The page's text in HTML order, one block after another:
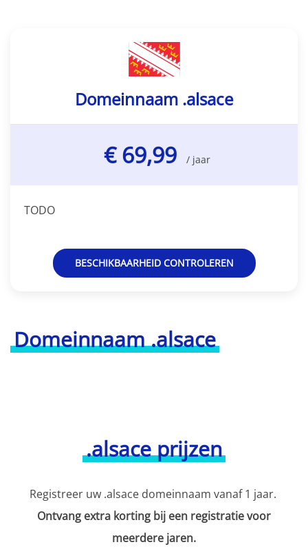
Domeinnaam .alsace
Domeinnaam .alsace
€ 69,99 / jaar
TODO
BESCHIKBAARHEID CONTROLEREN
.alsace prijzen
Registreer uw .alsace domeinnaam vanaf 1 jaar.
Ontvang extra korting bij een registratie voor
meerdere jaren.